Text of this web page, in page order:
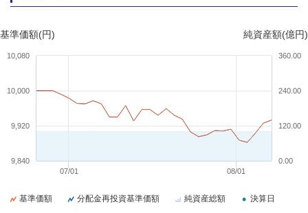
基準価額(円) 純資産額(億円)
07/01 08/01
9,840
9,920
10,000
10,080
0.00
120.00
240.00
360.00
基準価額 分配金再投資基準価額 純資産総額 決算日